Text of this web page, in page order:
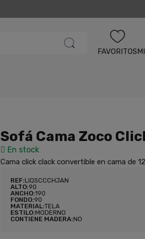
FAVORITOS
Sofá Cama Zoco
En stock
Cama click clack convertible en cama de
REF:LIQSCCCHJAN
ALTO:90
ANCHO:190
FONDO:90
MATERIAL:TELA
ESTILO:MODERNO
CONTIENE MADERA:NO